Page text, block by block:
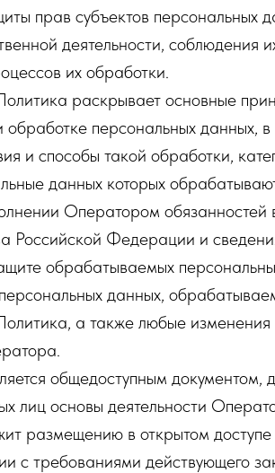
прав субъектов
деятельности, соблюдения
их обработки.
раскрывает основные
персональных данных,
и способы такой обработки,
данных которых
Оператором обязанностей
Российской Федерации и
обрабатываемых
данных,
а также любые изменения
общедоступным
лиц основы деятельности
размещению в открытом
с требованиями действующего